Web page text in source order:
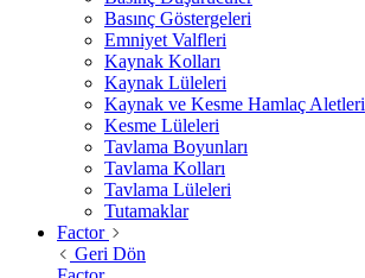
Basınç Göstergeleri
Emniyet Valfleri
Kaynak Kolları
Kaynak Lüleleri
Kaynak ve Kesme Hamlaç Aletleri
Kesme Lüleleri
Tavlama Boyunları
Tavlama Kolları
Tavlama Lüleleri
Tutamaklar
Factor
Geri Dön